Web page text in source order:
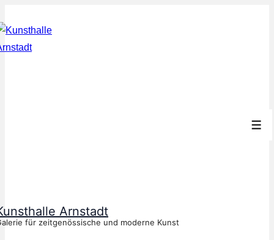
Zum
Inhalt
Arnstadt
für zeitgenössische und moderne Kunst